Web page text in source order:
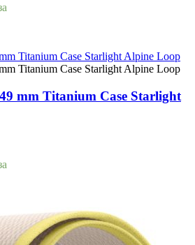
mm Titanium Case Starlight